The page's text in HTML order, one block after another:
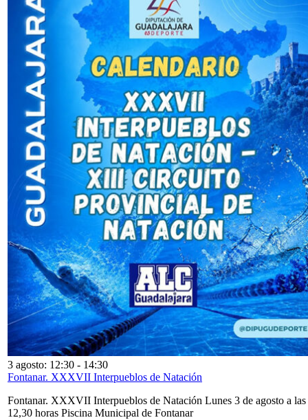
3 agosto: 12:30 - 14:30
Fontanar. XXXVII Interpueblos de Natación
Fontanar. XXXVII Interpueblos de Natación Lunes 3 de agosto a las
12,30 horas Piscina Municipal de Fontanar